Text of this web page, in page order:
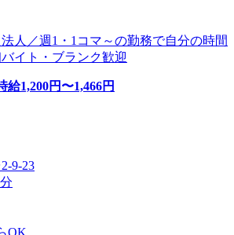
人／週1・1コマ～の勤務で自分の時間
イト・ブランク歓迎
給1,200円〜1,466円
9-23
OK